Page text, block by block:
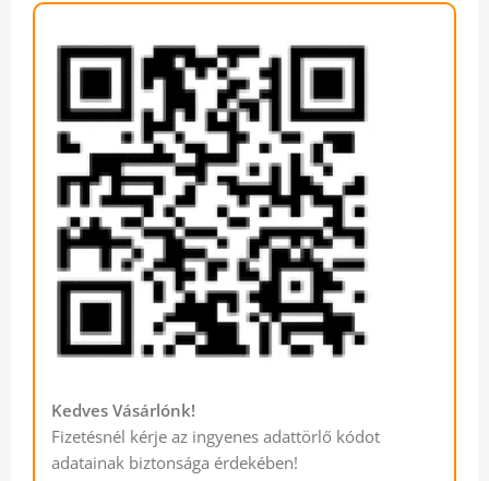
Kedves Vásárlónk!
Fizetésnél kérje az ingyenes adattörlő kódot
adatainak biztonsága érdekében!